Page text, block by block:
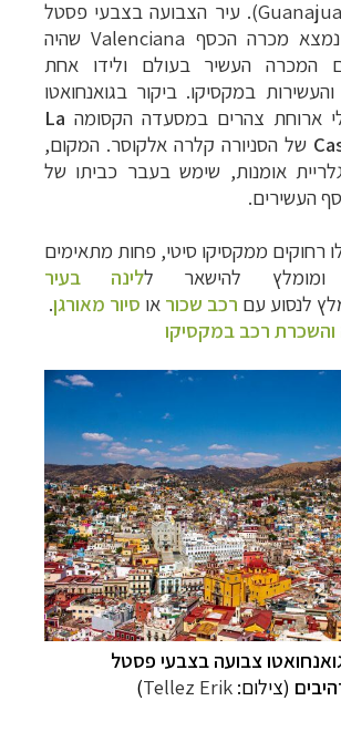
). עיר הצבועה בצבעי פסטל
מכרה הכסף Valencianaשהיה
המכרה העשיר בעולם ולידו אחת
והעשירות במקסיקו. ביקור בגואנחואטו
ארוחת צהרים במסעדה הקסומה La
של הסניורה קלרה אלקוסר. המקום,
אומנות, שימש בעבר כביתו של
העשירים.
רחוקים ממקסיקו סיטי, פחות מתאימים
ומומלץ להישאר ללינה בעיר
לנסוע עם רכב שכור או סיור מאורגן.
והשכרת רכב במקסיקו
צבועה בצבעי פסטל
(צילום:Tellez Erik
)